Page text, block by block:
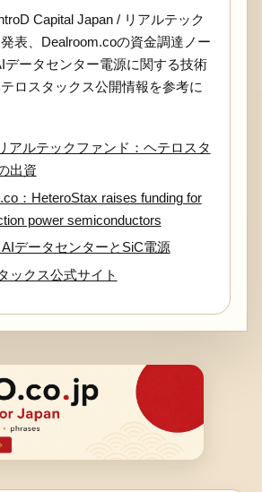
Capital Japan / リアルテック
表、Dealroom.coの資金調達ノー
データセンター電源に関する技術
ロスタックス公開情報を参考に
アルテックファンド：ヘテロスタ
出資
：HeteroStax raises funding for
power semiconductors
AIデータセンターとSiC電源
ックス公式サイト